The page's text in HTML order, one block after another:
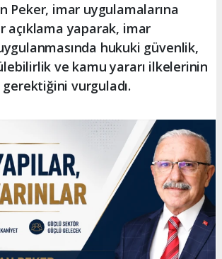
Peker, imar uygulamalarına
açıklama yaparak, imar
hukuki güvenlik,
ve kamu yararı ilkelerinin
gerektiğini vurguladı.